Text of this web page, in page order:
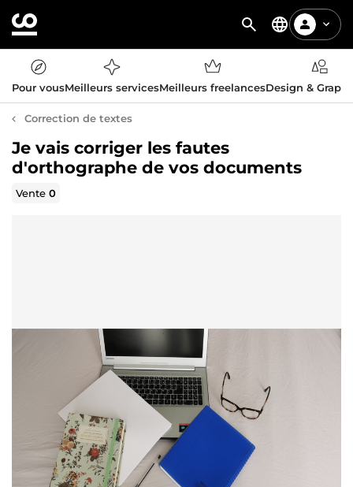
Pour vousMeilleurs servicesMeilleurs freelancesDesign &
Correction de textes
Je vais corriger les fautes
d'orthographe de vos documents
Vente0